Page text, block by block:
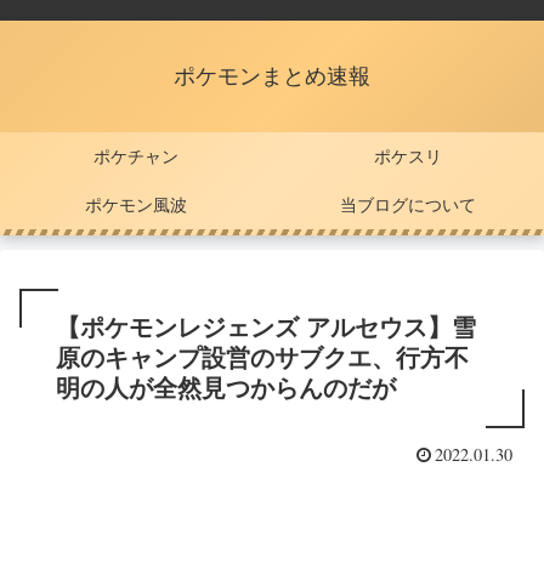
ポケモンまとめ速報
ポケチャン ポケスリ
ポケモン風波 当ブログについて
【ポケモンレジェンズ アルセウス】雪
原のキャンプ設営のサブクエ、行方不
明の人が全然見つからんのだが
2022.01.30